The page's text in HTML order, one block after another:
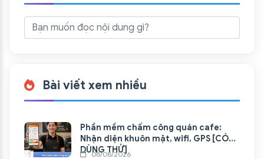
Bài viết xem nhiều
Phần mềm chấm công quán cafe:
Nhận diện khuôn mặt, wifi, GPS [CÓ
DÙNG THỬ]
08/08/2026